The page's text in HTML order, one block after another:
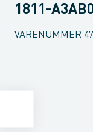
1811-
VARENUMMER